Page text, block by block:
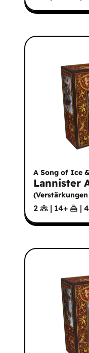
A Song of Ice
Lannister
(
2 | 14+ |